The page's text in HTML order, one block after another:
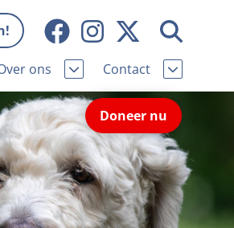
ons Contact
Contactgegevens
Pers
Nieuws
Veelgestelde vragen
Doneer nu